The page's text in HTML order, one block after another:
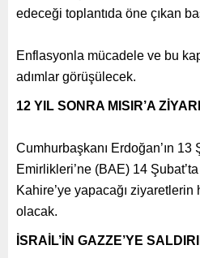
edeceği toplantıda öne çıkan
Enflasyonla mücadele ve bu
adımlar görüşülecek.
12 YIL SONRA MISIR’A
Cumhurbaşkanı Erdoğan’ın 13
Emirlikleri’ne (BAE) 14 Şubat’ta
Kahire’ye yapacağı ziyaretlerin
olacak.
İSRAİL’İN GAZZE’YE